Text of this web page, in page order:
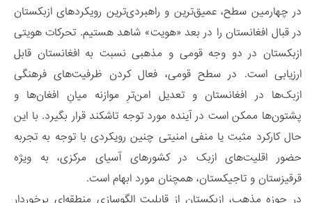
در چهارمین سطح، عمیق‌ترین و راهبردی‌ترین رویکردهای ازبکستان
در قبال افغانستان را در بعد «هویت» شاهد هستیم. تحرکات هویتی
ازبکستان در دو وجه قومی و مذهبی نسبت به افغانستان قابل
ارزیابی است. در سطح قومی، فعال کردن ظرفیت‌های فرهنگی
ازبک‌ها در افغانستان و تعدیل امن‌ترِ موازنه میانِ افغان‌ها و
پشتون‌ها ممکن است در آینده مورد توجه تاشکند قرار بگیرد. با این
حال کارکرد مثبت یا منفی امنیتی چنین رویکردی با توجه به تجربه
حضور اقلیت‌های ازبک در کشورهای آسیای مرکزی، به ویژه
قرقیزستان و تاجیکستان، همچنان مورد ابهام است.
در حوزه مذهب، ازبکستان از قابلیت الگوسازیِ منطقه‌ای برخوردار